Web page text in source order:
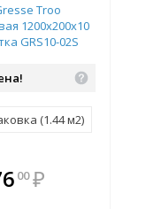
Troo
1200х200х10
GRS10-02S
(1.44 м2)
00 ₽